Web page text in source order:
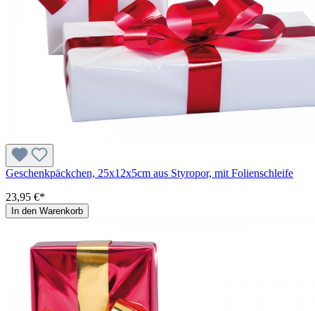
Geschenkpäckchen, 25x12x5cm aus Styropor, mit Folienschleife
23,95 €*
In den Warenkorb